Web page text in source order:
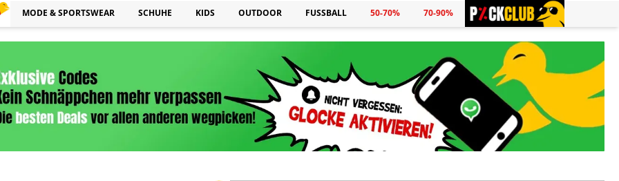
MODE & SPORTSWEAR SCHUHE KIDS OUTDOOR FUSSBALL 50-70% 70-90% PICKCLUB